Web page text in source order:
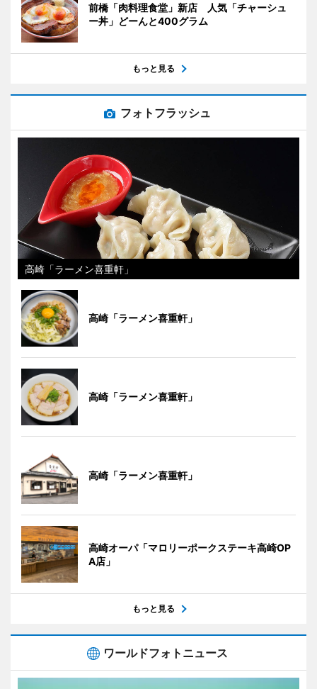
前橋「肉料理食堂」新店 人気「チャーシュ
ー丼」どーんと400グラム
もっと見る
フォトフラッシュ
高崎「ラーメン喜重軒」
高崎「ラーメン喜重軒」
高崎「ラーメン喜重軒」
高崎「ラーメン喜重軒」
高崎オーパ「マロリーポークステーキ高崎OP
A店」
もっと見る
ワールドフォトニュース